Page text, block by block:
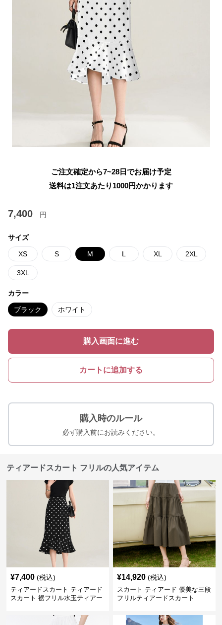
ご注文確定から7~28日でお届け予定
送料は1注文あたり 1000円かかります
7,400 円
サイズ
XS S M L XL 2XL
3XL
カラー
ブラック ホワイト
購入画面に進む
カートに追加する
購入時のルール
必ず購入前にお読みください。
ティアードスカート フリルの人気アイテム
¥7,400 (税込)
ティアードスカート ティアード
スカート 裾フリル水玉ティアー
¥14,920 (税込)
スカート ティアード 優美な三段
フリルティアードスカート